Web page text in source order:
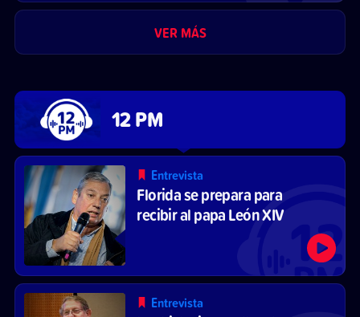
VER MÁS
12 PM
Entrevista
Florida se prepara para
recibir al papa León XIV
Entrevista